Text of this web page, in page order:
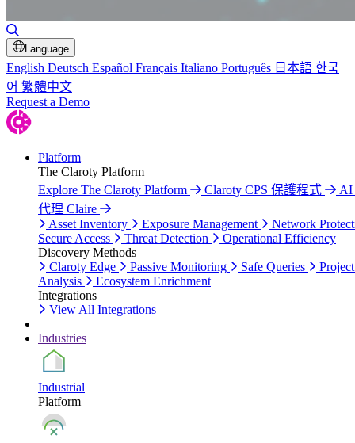
Language
English Deutsch Español Français Italiano Português 日本語 한국
어 繁體中文
Request a Demo
Platform
The Claroty Platform
Explore The Claroty Platform
Claroty CPS 保護程式
AI
代理 Claire
Asset Inventory
Exposure Management
Network
Secure Access
Threat Detection
Operational Efficiency
Discovery Methods
Claroty Edge
Passive Monitoring Safe Queries
Analysis
Ecosystem Enrichment
Integrations
View All Integrations
Industries
Industrial
Platform